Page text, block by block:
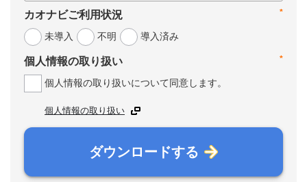
*
カオナビご利用状況
未導入
不明 導入済み
*
個人情報の取り扱い
個人情報の取り扱いについて同意します。
個人情報の取り扱い
ダウンロードする